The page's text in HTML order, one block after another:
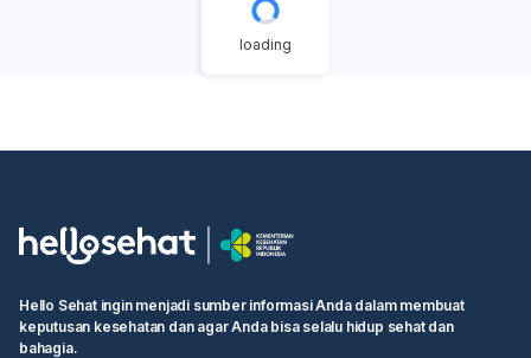
loading
Hello Sehat ingin menjadi sumber informasi Anda dalam membuat
keputusan kesehatan dan agar Anda bisa selalu hidup sehat dan
bahagia.